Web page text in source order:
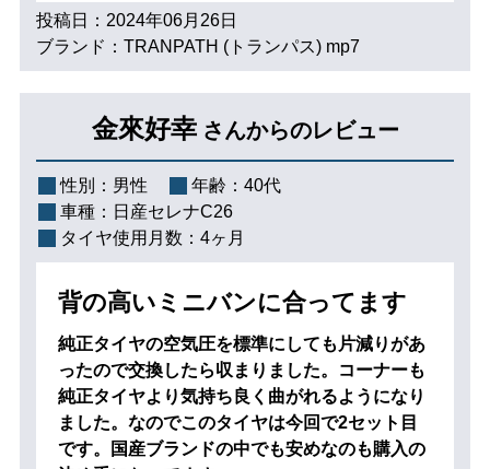
投稿日：2024年06月26日
ブランド：TRANPATH (トランパス) mp7
金來好幸 さんからのレビュー
性別： 男性 年齢： 40代
車種： 日産セレナC26
タイヤ使用月数： 4ヶ月
背の高いミニバンに合ってます
純正タイヤの空気圧を標準にしても片減りがあ
ったので交換したら収まりました。コーナーも
純正タイヤより気持ち良く曲がれるようになり
ました。なのでこのタイヤは今回で2セット目
です。国産ブランドの中でも安めなのも購入の